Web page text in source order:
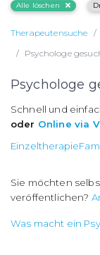
Alle löschen
Therapeutensuche
Psychologe
Psychologe
Schnell und
oder Online via
Einzeltherapie
Sie möchten
veröffentlichen?
Was macht ein